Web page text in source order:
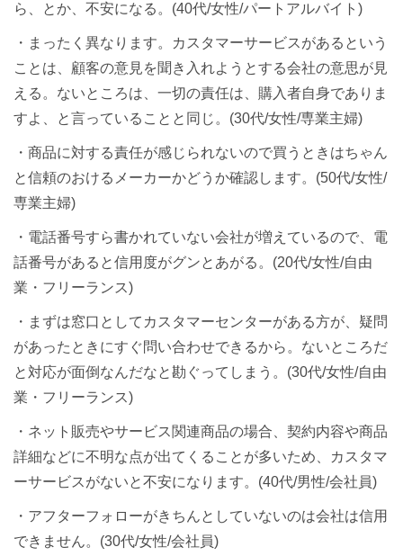
ら、とか、不安になる。(40代/女性/パートアルバイト)
・まったく異なります。カスタマーサービスがあるという
ことは、顧客の意見を聞き入れようとする会社の意思が見
える。ないところは、一切の責任は、購入者自身でありま
すよ、と言っていることと同じ。(30代/女性/専業主婦)
・商品に対する責任が感じられないので買うときはちゃん
と信頼のおけるメーカーかどうか確認します。(50代/女性/
専業主婦)
・電話番号すら書かれていない会社が増えているので、電
話番号があると信用度がグンとあがる。(20代/女性/自由
業・フリーランス)
・まずは窓口としてカスタマーセンターがある方が、疑問
があったときにすぐ問い合わせできるから。ないところだ
と対応が面倒なんだなと勘ぐってしまう。(30代/女性/自由
業・フリーランス)
・ネット販売やサービス関連商品の場合、契約内容や商品
詳細などに不明な点が出てくることが多いため、カスタマ
ーサービスがないと不安になります。(40代/男性/会社員)
・アフターフォローがきちんとしていないのは会社は信用
できません。(30代/女性/会社員)